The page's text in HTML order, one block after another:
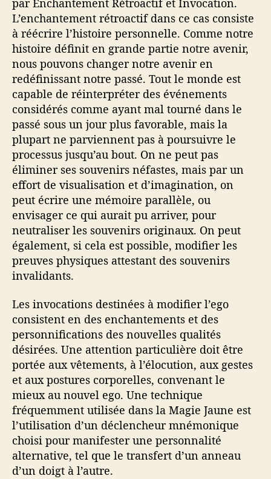
par Enchantement Rétroactif et Invocation.
L’enchantement rétroactif dans ce cas consiste
à réécrire l’histoire personnelle. Comme notre
histoire définit en grande partie notre avenir,
nous pouvons changer notre avenir en
redéfinissant notre passé. Tout le monde est
capable de réinterpréter des événements
considérés comme ayant mal tourné dans le
passé sous un jour plus favorable, mais la
plupart ne parviennent pas à poursuivre le
processus jusqu’au bout. On ne peut pas
éliminer ses souvenirs néfastes, mais par un
effort de visualisation et d’imagination, on
peut écrire une mémoire parallèle, ou
envisager ce qui aurait pu arriver, pour
neutraliser les souvenirs originaux. On peut
également, si cela est possible, modifier les
preuves physiques attestant des souvenirs
invalidants.
Les invocations destinées à modifier l’ego
consistent en des enchantements et des
personnifications des nouvelles qualités
désirées. Une attention particulière doit être
portée aux vêtements, à l’élocution, aux gestes
et aux postures corporelles, convenant le
mieux au nouvel ego. Une technique
fréquemment utilisée dans la Magie Jaune est
l’utilisation d’un déclencheur mnémonique
choisi pour manifester une personnalité
alternative, tel que le transfert d’un anneau
d’un doigt à l’autre.